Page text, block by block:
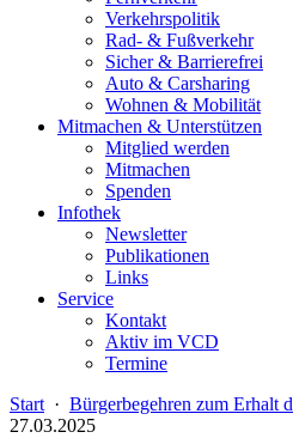
Verkehrspolitik
Rad- & Fußverkehr
Sicher & Barrierefrei
Auto & Carsharing
Wohnen & Mobilität
Mitmachen & Unterstützen
Mitglied werden
Mitmachen
Spenden
Infothek
Newsletter
Publikationen
Links
Service
Kontakt
Aktiv im VCD
Termine
Start · Bürgerbegehren zum Erhalt
27.03.2025